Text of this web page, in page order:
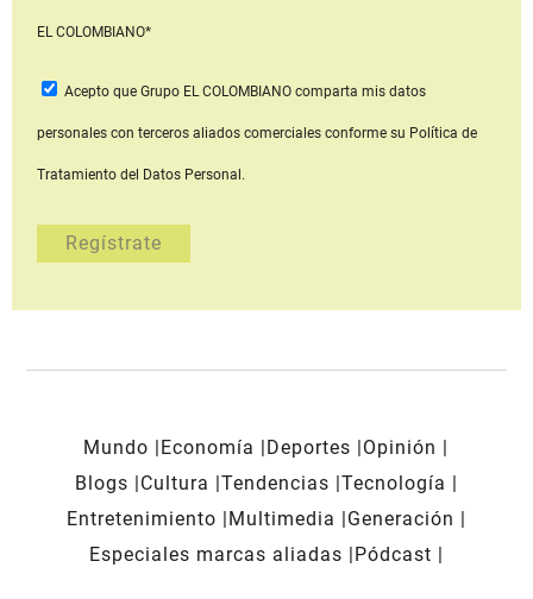
EL COLOMBIANO*
Acepto que Grupo EL COLOMBIANOcomparta mis datos
personales con terceros aliados comerciales conforme su Política de
Tratamiento del Datos Personal.
Mundo Economía Deportes
Opinión
Blogs
Cultura Tendencias Tecnología
Entretenimiento
Multimedia
Generación
Especiales marcas aliadas
Pódcast